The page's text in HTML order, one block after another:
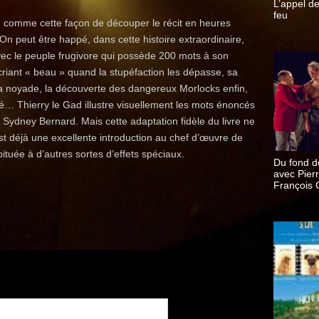
comme cette façon de découper le récit en heures
peut être happé, dans cette histoire extraordinaire,
le peuple frugivore qui possède 200 mots à son
« beau » quand la stupéfaction les dépasse, sa
noyade, la découverte des dangereux Morlocks enfin,
Thierry le Gad illustre visuellement les mots énoncés
Bernard. Mais cette adaptation fidèle du livre ne
déjà une excellente introduction au chef d’œuvre de
à d’autres sortes d’effets spéciaux.
L’appel
feu
Du fond
avec
François